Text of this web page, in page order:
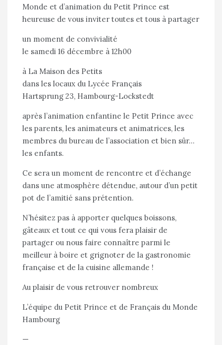
Monde et d’animation du Petit Prince est
heureuse de vous inviter toutes et tous à partager
un moment de convivialité
le samedi 16 décembre à 12h00
à La Maison des Petits
dans les locaux du Lycée Français
Hartsprung 23, Hambourg-Lockstedt
après l’animation enfantine le Petit Prince avec
les parents, les animateurs et animatrices, les
membres du bureau de l’association et bien sûr…
les enfants.
Ce sera un moment de rencontre et d’échange
dans une atmosphère détendue, autour d’un petit
pot de l’amitié sans prétention.
N’hésitez pas à apporter quelques boissons,
gâteaux et tout ce qui vous fera plaisir de
partager ou nous faire connaître parmi le
meilleur à boire et grignoter de la gastronomie
française et de la cuisine allemande !
Au plaisir de vous retrouver nombreux
L’équipe du Petit Prince et de Français du Monde
Hambourg
—